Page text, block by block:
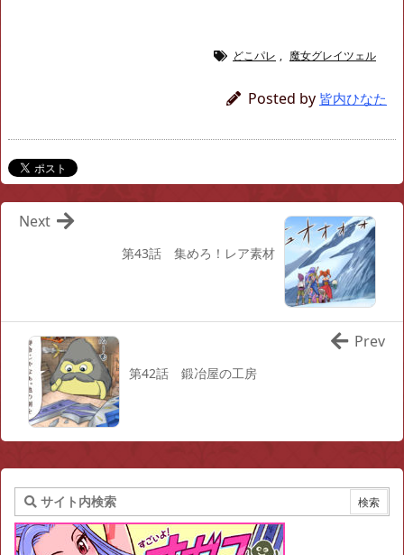
どこパレ , 魔女グレイツェル
Posted by 皆内ひなた
第43話 集めろ！レア素材
Next
第42話 鍛冶屋の工房
Prev